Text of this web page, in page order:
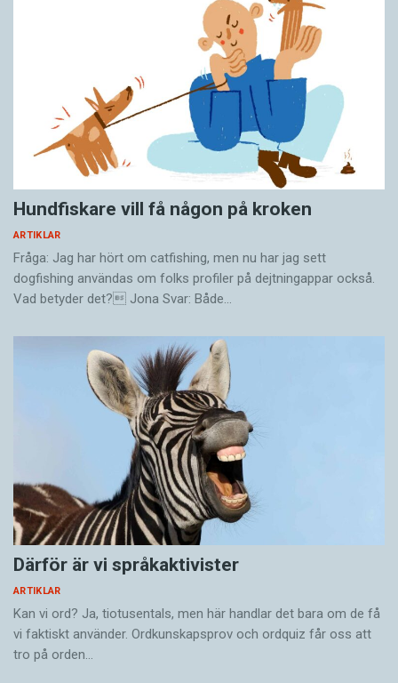
Hundfiskare vill få någon på kroken
ARTIKLAR
Fråga: Jag har hört om catfishing, men nu har jag sett
dogfishing användas om folks profiler på dejtningappar också.
Vad betyder det? Jona Svar: Både…
Därför är vi språkaktivister
ARTIKLAR
Kan vi ord? Ja, tiotusentals, men här handlar det bara om de få
vi faktiskt använder. Ordkunskapsprov och ordquiz får oss att
tro på orden…